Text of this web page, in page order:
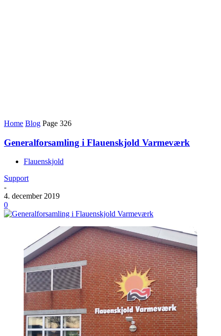
Home Blog Page 326
Generalforsamling i Flauenskjold Varmeværk
Flauenskjold
Support
-
4. december 2019
0